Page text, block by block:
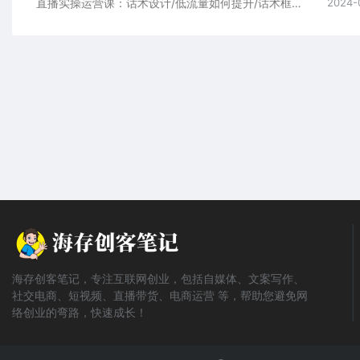
直播实操运营课：话术设计/低流量如何提升/话术框架/全场燃爆/非常干货 2024-
海存创客笔记，专注互联网创业，包括自媒体、文案写作、
社交电商、短视频、直播带货、电商运营 等，帮助您避免网
络创业的弯路，快速成长！